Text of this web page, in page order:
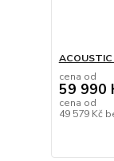
cena od
59 990
cena od
49 579 Kč